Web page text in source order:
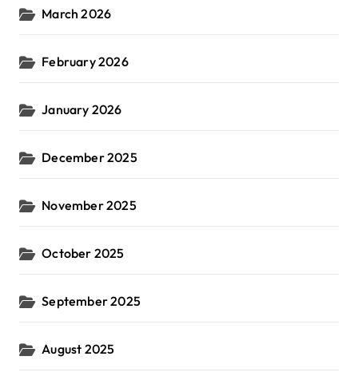
March 2026
February 2026
January 2026
December 2025
November 2025
October 2025
September 2025
August 2025